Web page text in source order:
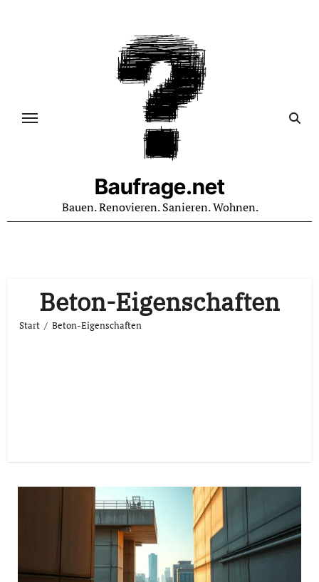
Baufrage.net
Bauen. Renovieren. Sanieren. Wohnen.
Beton-Eigenschaften
Start Beton-Eigenschaften